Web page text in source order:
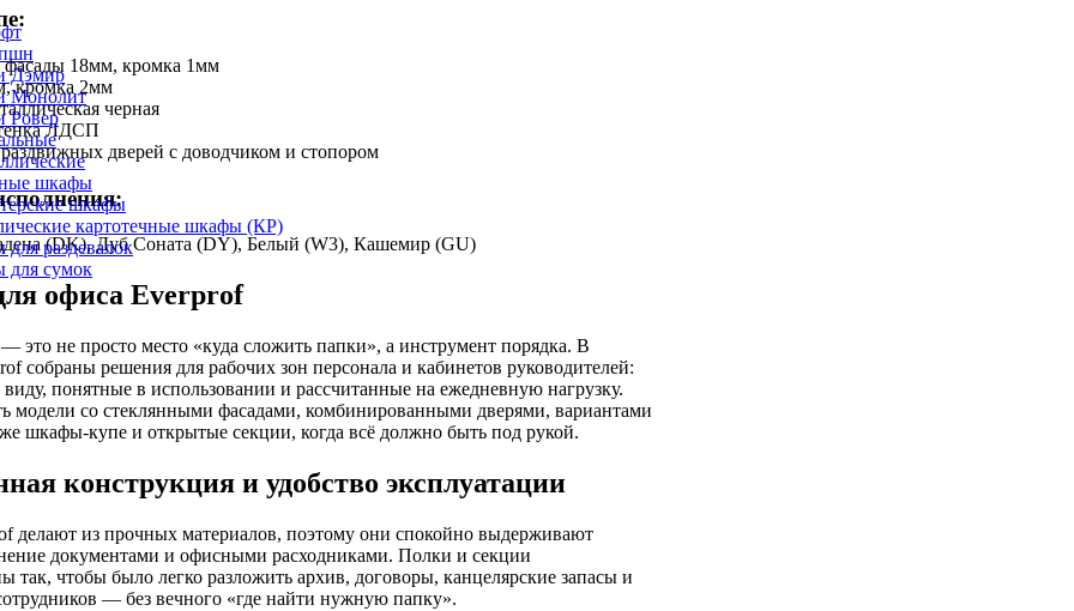
Дэмир
Монолит
Ровер
шкафы
шкафы
картотечные шкафы (КР)
раздевалок
сумок
фасады 18мм, кромка 1мм
кромка 2мм
черная
ЛДСП
дверей с доводчиком и стопором
(DK), Дуб Соната (DY), Белый (W3), Кашемир (GU)
офиса Everprof
это не просто место «куда сложить папки», а инструмент порядка. В
собраны решения для рабочих зон персонала и кабинетов руководителей:
понятные в использовании и рассчитанные на ежедневную нагрузку.
модели со стеклянными фасадами, комбинированными дверями, вариантами
шкафы-купе и открытые секции, когда всё должно быть под рукой.
конструкция и удобство эксплуатации
делают из прочных материалов, поэтому они спокойно выдерживают
документами и офисными расходниками. Полки и секции
так, чтобы было легко разложить архив, договоры, канцелярские запасы и
— без вечного «где найти нужную папку».